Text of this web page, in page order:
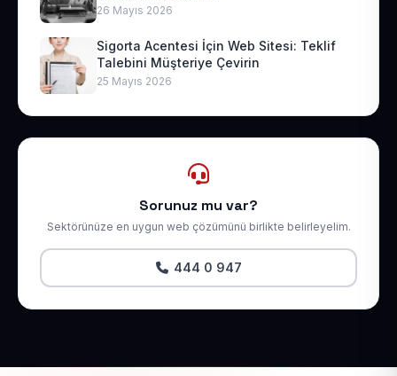
26 Mayıs 2026
Sigorta Acentesi İçin Web Sitesi: Teklif
Talebini Müşteriye Çevirin
25 Mayıs 2026
Sorunuz mu var?
Sektörünüze en uygun web çözümünü birlikte belirleyelim.
444 0 947